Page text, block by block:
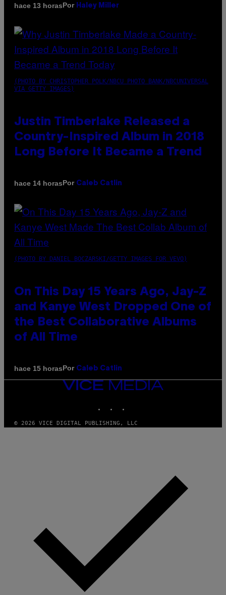
hace 13 horasPor Haley Miller
(PHOTO BY CHRISTOPHER POLK/NBCU PHOTO BANK/NBCUNIVERSAL
VIA GETTY IMAGES)
Justin Timberlake Released a
Country-Inspired Album in 2018
Long Before It Became a Trend
hace 14 horasPor Caleb Catlin
(PHOTO BY DANIEL BOCZARSKI/GETTY IMAGES FOR VEVO)
On This Day 15 Years Ago, Jay-Z
and Kanye West Dropped One of
the Best Collaborative Albums
of All Time
hace 15 horasPor Caleb Catlin
VICE
© 2026 VICE DIGITAL PUBLISHING, LLC